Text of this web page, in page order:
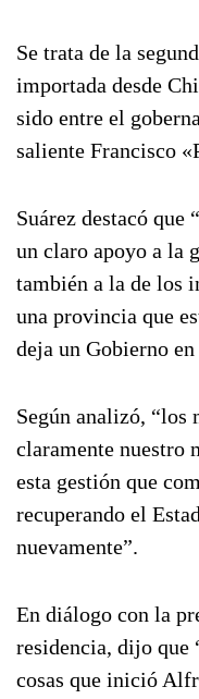
Se trata de la
importada desde
sido entre el
saliente Francisco
Suárez destacó que
un claro apoyo a la
también a la de los
una provincia que
deja un Gobierno en
Según analizó, “los
claramente nuestro
esta gestión que
recuperando el
nuevamente”.
En diálogo con la
residencia, dijo que
cosas que inició